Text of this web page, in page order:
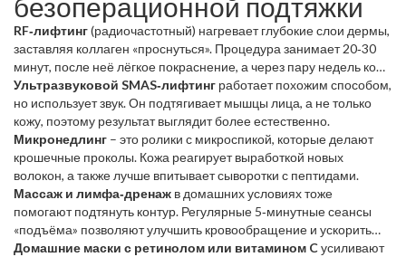
RF‑лифтинг(радиочастотный) нагревает глубокие слои дермы,
заставляя коллаген «проснуться». Процедура занимает 20‑30
минут, после неё лёгкое покраснение, а через пару недель кожа
стала упругой.
Ультразвуковой SMAS‑лифтинг работает похожим способом,
но использует звук. Он подтягивает мышцы лица, а не только
кожу, поэтому результат выглядит более естественно.
Микронедлинг – это ролики с микроспикой, которые делают
крошечные проколы. Кожа реагирует выработкой новых
волокон, а также лучше впитывает сыворотки с пептидами.
Массаж и лимфа‑дренаж в домашних условиях тоже
помогают подтянуть контур. Регулярные 5‑минутные сеансы
«подъёма» позволяют улучшить кровообращение и ускорить
регенерацию.
Домашние маски с ретинолом или витамином Cусиливают